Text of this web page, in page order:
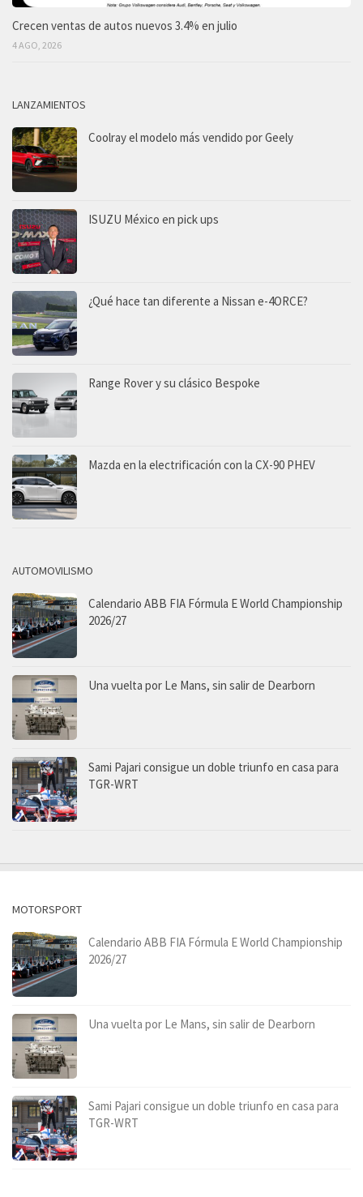
Crecen ventas de autos nuevos 3.4% en julio
4 AGO, 2026
LANZAMIENTOS
Coolray el modelo más vendido por Geely
ISUZU México en pick ups
¿Qué hace tan diferente a Nissan e-4ORCE?
Range Rover y su clásico Bespoke
Mazda en la electrificación con la CX-90 PHEV
AUTOMOVILISMO
Calendario ABB FIA Fórmula E World Championship
2026/27
Una vuelta por Le Mans, sin salir de Dearborn
Sami Pajari consigue un doble triunfo en casa para
TGR-WRT
MOTORSPORT
Calendario ABB FIA Fórmula E World Championship
2026/27
Una vuelta por Le Mans, sin salir de Dearborn
Sami Pajari consigue un doble triunfo en casa para
TGR-WRT